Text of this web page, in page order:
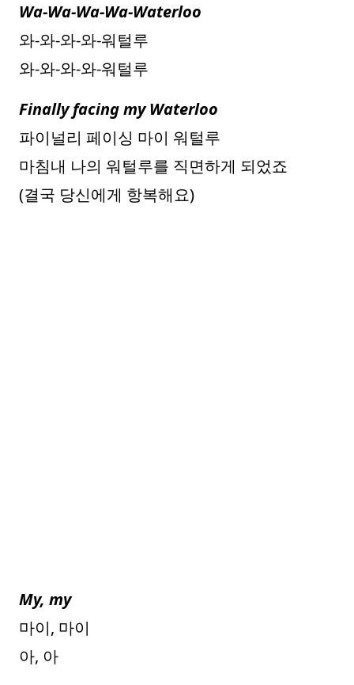
Wa-Wa-Wa-Wa-Waterloo
와-와-와-와-워털루
와-와-와-와-워털루
Finally facing my Waterloo
파이널리 페이싱 마이 워털루
마침내 나의 워털루를 직면하게 되었죠
(결국 당신에게 항복해요)
My, my
마이, 마이
아, 아